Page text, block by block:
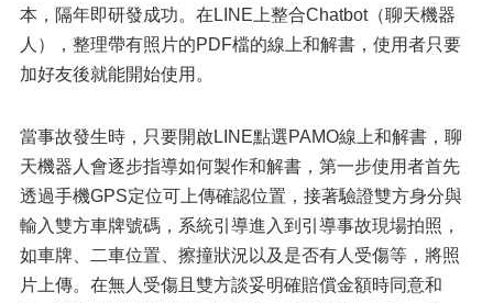
本，隔年即研發成功。在LINE上整合Chatbot（聊天機器
人），整理帶有照片的PDF檔的線上和解書，使用者只要
加好友後就能開始使用。
當事故發生時，只要開啟LINE點選PAMO線上和解書，聊
天機器人會逐步指導如何製作和解書，第一步使用者首先
透過手機GPS定位可上傳確認位置，接著驗證雙方身分與
輸入雙方車牌號碼，系統引導進入到引導事故現場拍照，
如車牌、二車位置、擦撞狀況以及是否有人受傷等，將照
片上傳。在無人受傷且雙方談妥明確賠償金額時同意和